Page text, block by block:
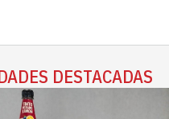
DESTACADAS